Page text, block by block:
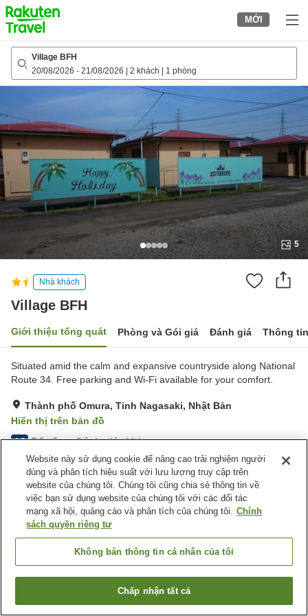
to
top
page
MỚI
Village BFH
20/08/2026 - 21/08/2026 2 khách 1 phòng
5
Nhà khách
Village BFH
Giới thiệu tổng quát Phòng và Gói giá Đánh giá Thông
Situated amid the calm and expansive countryside along National
Route 34. Free parking and Wi-Fi available for your comfort.
Thành phố Omura, Tỉnh Nagasaki, Nhật Bản
Hiển thị trên bản đồ
4.2 Rất tốt Đánh giá:60lượt
Tiện nghi chỗ nghỉ
Wi-Fi Bãi đỗ xe
Trang chủ Nhật Bản Tỉnh Nagasaki
Thành phố Omura
Tìm phòng trống
Website này sử dụng cookie để nâng cao trải nghiệm người
dùng và phân tích hiệu suất với lưu lượng truy cập trên
website của chúng tôi. Chúng tôi cũng chia sẻ thông tin về
việc bạn sử dụng website của chúng tôi với các đối tác
mạng xã hội, quảng cáo và phân tích của chúng tôi. Chính
sách quyền riêng tư
Không bán thông tin cá nhân của tôi
Chấp nhận tất cả